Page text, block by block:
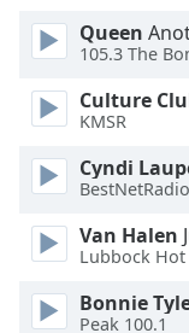
Caption
Area
Color
Opacity
Font
Size
Queen
105.3 The
Culture
KMSR
Cyndi
Van Halen
Lubbock Hot
Bonnie
Peak 100.1